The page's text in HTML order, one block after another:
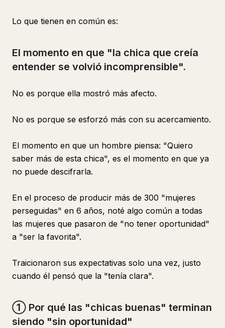
Lo que tienen en común es:
El momento en que "la chica que creía
entender se volvió incomprensible".
No es porque ella mostró más afecto.
No es porque se esforzó más con su acercamiento.
El momento en que un hombre piensa: "Quiero
saber más de esta chica", es el momento en que ya
no puede descifrarla.
En el proceso de producir más de 300 "mujeres
perseguidas" en 6 años, noté algo común a todas
las mujeres que pasaron de "no tener oportunidad"
a "ser la favorita".
Traicionaron sus expectativas solo una vez, justo
cuando él pensó que la "tenía clara".
① Por qué las "chicas buenas" terminan
siendo "sin oportunidad"